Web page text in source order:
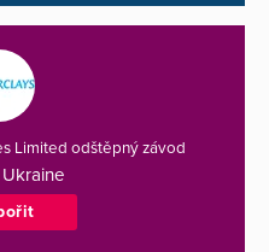
Limited odštěpný závod